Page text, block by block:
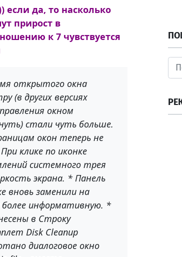
если да, то насколько
прирост в
к 7 чувствуется
открытого окна
(в других версиях
окном
стали чуть больше.
окон теперь не
клике по иконке
системного трея
экрана. * Панель
вновь заменили на
более информативную. *
в Строку
Disk Cleanup
диалоговое окно